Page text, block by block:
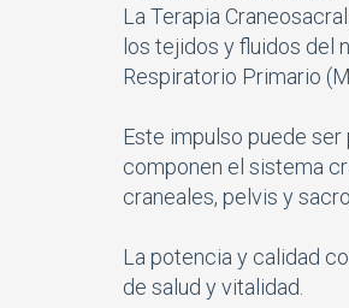
La Terapia
los tejidos y fluidos del
Respiratorio Primario
Este impulso puede
componen el sistema
craneales, pelvis y
La potencia y calidad
de salud y vitalidad.